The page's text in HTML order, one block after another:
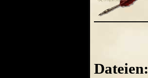
Dateien: